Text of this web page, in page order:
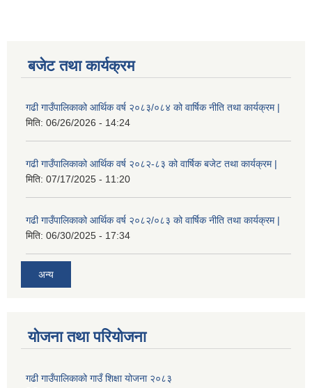
बजेट तथा कार्यक्रम
गढी गाउँपालिकाको आर्थिक वर्ष २०८३/०८४ को वार्षिक नीति तथा कार्यक्रम |
मिति: 06/26/2026 - 14:24
गढी गाउँपालिकाको आर्थिक वर्ष २०८२-८३ को वार्षिक बजेट तथा कार्यक्रम |
मिति: 07/17/2025 - 11:20
गढी गाउँपालिकाको आर्थिक वर्ष २०८२/०८३ को वार्षिक नीति तथा कार्यक्रम |
मिति: 06/30/2025 - 17:34
अन्य
योजना तथा परियोजना
गढी गाउँपालिकाको गाउँ शिक्षा योजना २०८३